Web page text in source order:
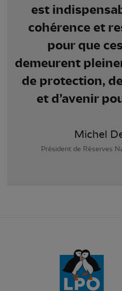
est
cohérence et
pour que
demeurent
de protection,
et d’avenir
Michel
Président de Réserves